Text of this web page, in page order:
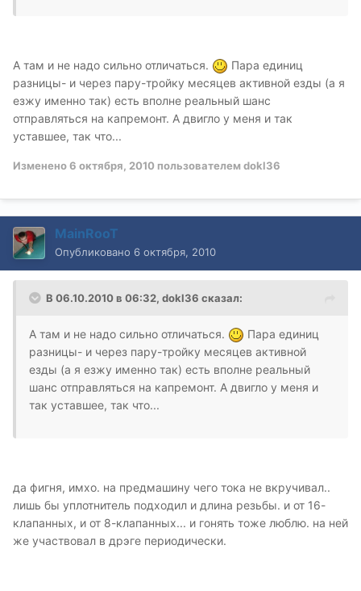
А там и не надо сильно отличаться.
Пара единиц
разницы- и через пару-тройку месяцев активной езды (а я
езжу именно так) есть вполне реальный шанс
отправляться на капремонт. А двигло у меня и так
уставшее, так что...
Изменено6 октября, 2010 пользователем dokl36
MainRooT
Опубликовано 6 октября, 2010
В 06.10.2010 в 06:32, dokl36 сказал:
А там и не надо сильно отличаться.
Пара единиц
разницы- и через пару-тройку месяцев активной
езды (а я езжу именно так) есть вполне реальный
шанс отправляться на капремонт. А двигло у меня и
так уставшее, так что...
да фигня, имхо. на предмашину чего тока не вкручивал..
лишь бы уплотнитель подходил и длина резьбы. и от 16-
клапанных, и от 8-клапанных... и гонять тоже люблю. на ней
же участвовал в дрэге периодически.